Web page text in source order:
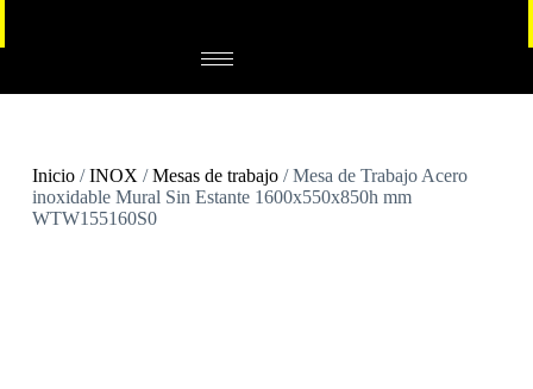
Inicio/INOX /Mesas de trabajo/ Mesa de Trabajo Acero
inoxidable Mural Sin Estante 1600x550x850h mm
WTW155160S0